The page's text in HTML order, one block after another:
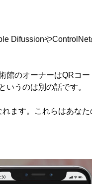
Difussionや
館のオーナーはQRコ
いうのは別の話です。
ます。これらはあな